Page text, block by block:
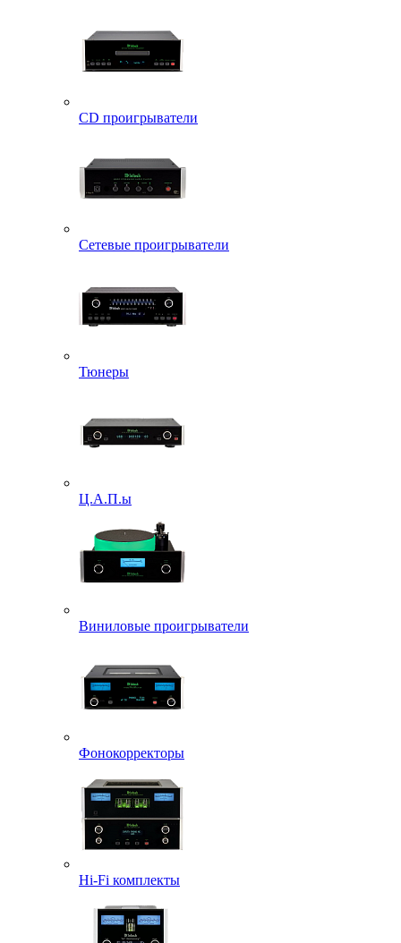
CD проигрыватели
Сетевые проигрыватели
Тюнеры
Ц.А.П.ы
Виниловые проигрыватели
Фонокорректоры
Hi-Fi комплекты